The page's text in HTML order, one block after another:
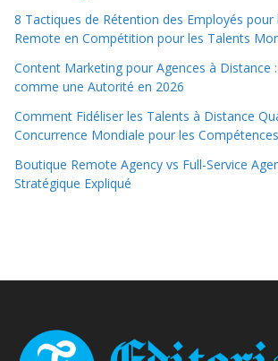
8 Tactiques de Rétention des Employés pour
Remote en Compétition pour les Talents
Content Marketing pour Agences à Distance
comme une Autorité en 2026
Comment Fidéliser les Talents à Distance
Concurrence Mondiale pour les
Boutique Remote Agency vs Full-Service
Stratégique Expliqué